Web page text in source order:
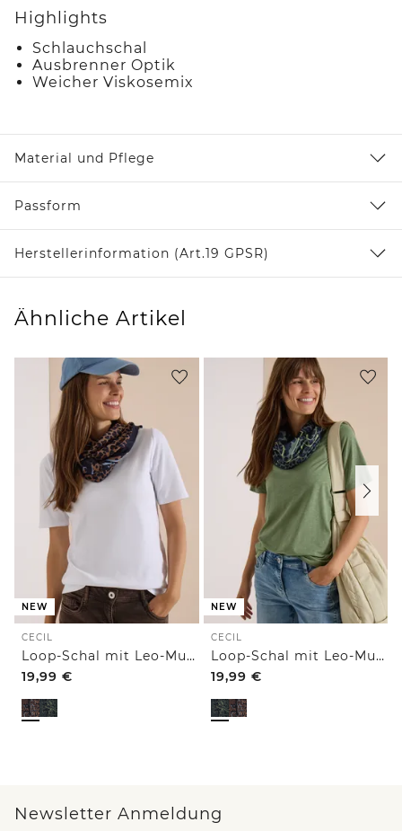
Highlights
Schlauchschal
Ausbrenner Optik
Weicher Viskosemix
Material und Pflege
Passform
Herstellerinformation (Art.19 GPSR)
Ähnliche Artikel
NEW
CECIL
Loop-Schal mit Leo-Muster
19,99 €
NEW
CECIL
Loop-Schal mit Leo-Muster
19,99 €
Newsletter Anmeldung